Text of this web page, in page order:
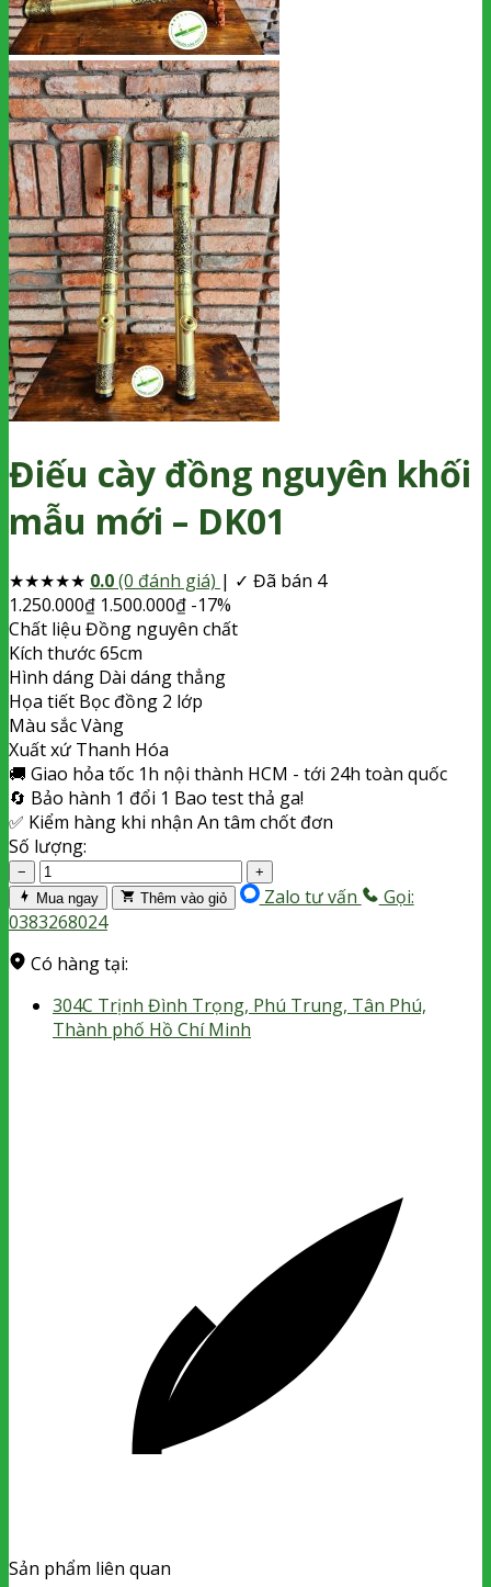
Điếu cày đồng nguyên khối
mẫu mới – DK01
★★★★★ 0.0(0 đánh giá) | ✓ Đã bán 4
1.250.000₫ 1.500.000₫ -17%
Chất liệu Đồng nguyên chất
Kích thước65cm
Hình dáng Dài dáng thẳng
Họa tiết Bọc đồng 2 lớp
Màu sắcVàng
Xuất xứ Thanh Hóa
🚚 Giao hỏa tốc 1h nội thành HCM - tới 24h toàn quốc
🔄 Bảo hành 1 đổi 1 Bao test thả ga!
✅ Kiểm hàng khi nhận An tâm chốt đơn
Số lượng:
−
+
Mua ngay
Thêm vào giỏ Zalo tư vấn
Gọi:
0383268024
Có hàng tại:
304C Trịnh Đình Trọng, Phú Trung, Tân Phú,
Thành phố Hồ Chí Minh
Sản phẩm liên quan